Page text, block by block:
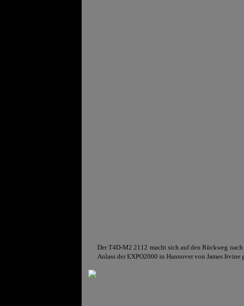
Der T4D-M2 2112 macht sich auf den Rückweg
Anlass der EXPO2000 in Hannover von James Irvine